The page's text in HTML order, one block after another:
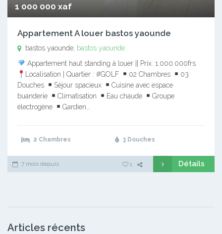
1 000 000 xaf
Appartement A louer bastos yaounde
bastos yaounde, bastos yaounde
Appartement haut standing à louer || Prix: 1.000.000frs
Localisation | Quartier : #GOLF
02 Chambres
03
Douches
Séjour spacieux
Cuisine avec espace
buanderie
Climatisation Eau chaude
Groupe
électrogène
Gardien…
2 Chambres 3 Douches
7 mois depuis 1 Détails
Articles récents